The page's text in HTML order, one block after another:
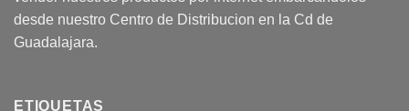
desde nuestro Centro de Distribucion en la Cd de
Guadalajara.
ETIQUETAS